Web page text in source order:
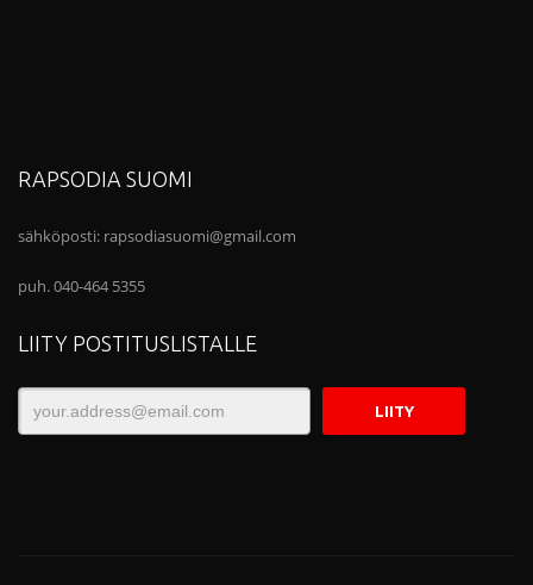
RAPSODIA SUOMI
sähköposti: rapsodiasuomi@gmail.com
puh. 040-464 5355
LIITY POSTITUSLISTALLE